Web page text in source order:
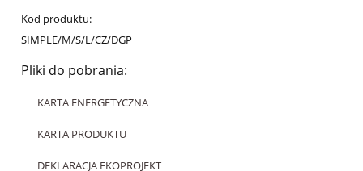
Kod produktu:
SIMPLE/M/S/L/CZ/DGP
Pliki do pobrania:
KARTA ENERGETYCZNA
KARTA PRODUKTU
DEKLARACJA EKOPROJEKT